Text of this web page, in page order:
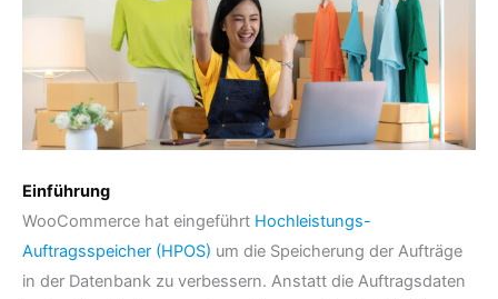
Einführung
WooCommerce hat eingeführt Hochleistungs-
Auftragsspeicher (HPOS) um die Speicherung der Aufträge
in der Datenbank zu verbessern. Anstatt die Auftragsdaten